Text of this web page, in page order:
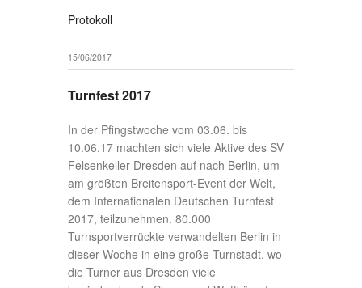
Protokoll
15/06/2017
Turnfest 2017
In der Pfingstwoche vom 03.06. bis
10.06.17 machten sich viele Aktive des SV
Felsenkeller Dresden auf nach Berlin, um
am größten Breitensport-Event der Welt,
dem Internationalen Deutschen Turnfest
2017, teilzunehmen. 80.000
Turnsportverrückte verwandelten Berlin in
dieser Woche in eine große Turnstadt, wo
die Turner aus Dresden viele